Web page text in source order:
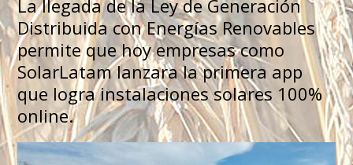
La llegada de la Ley de Generación
Distribuida con Energías Renovables
permite que hoy empresas como
SolarLatam lanzara la primera app
que logra instalaciones solares 100%
online.